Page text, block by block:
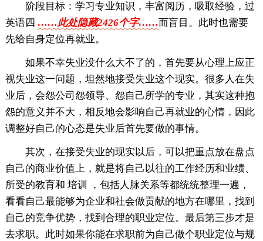
阶段目标：学习专业知识，丰富阅历，吸取经验，过
英语四 ……此处隐藏2426个字……而盲目。此时也需要
先给自身定位再就业。
如果不幸失业没什么大不了的，首先要从心理上应正
视失业这一问题，坦然地接受失业这个现实。很多人在失
业后，会怨公司怨领导、怨自己所学的专业，其实这种抱
怨的意义并不大，相反地会影响自己再就业的心情，因此
调整好自己的心态是失业后首先要做的事情。
其次，在接受失业的现实以后，可以把重点放在盘点
自己的商业价值上，就是将自己以往的工作经历和业绩、
所受的教育和 培训 ，包括人脉关系等都统统整理一遍，
看看自己最能够为企业和社会做贡献的地方在哪里，找到
自己的竞争优势，找到合理的职业定位。最后第三步才是
去求职。此时如果你能在求职前为自己做个职业定位与规